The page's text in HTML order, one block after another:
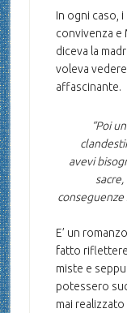
In ogni caso,
convivenza e
diceva la
voleva
affascinante.
“Poi
avevi
E’ un
fatto
miste e
potessero
mai